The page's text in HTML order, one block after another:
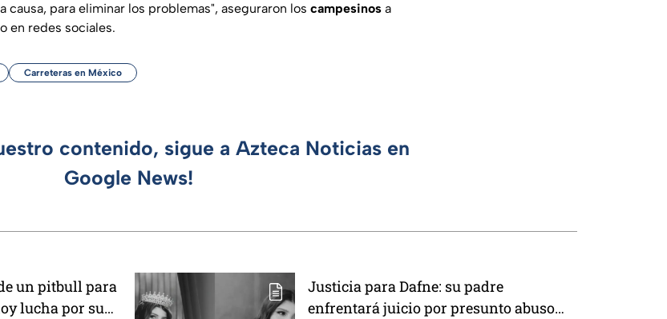
causa, para eliminar los problemas", aseguraron los campesinos a
en redes sociales.
Carreteras en México
contenido, sigue a Azteca Noticias en
Google News!
un pitbull para
lucha por su
Justicia para Dafne: su padre
enfrentará juicio por presunto abuso